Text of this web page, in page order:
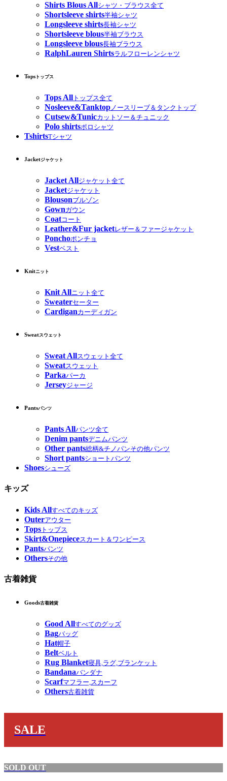
Shirts Blous Allシャツ・ブラウス全て
Shortsleeve shirts半袖シャツ
Longsleeve shirts長袖シャツ
Shortsleeve blous半袖ブラウス
Longsleeve blous長袖ブラウス
RalphLauren Shirtsラルフローレンシャツ
Tops トップス
Tops All トップス全て
Nosleeve&Tanktopノースリーブ＆タンクトップ
Cutsew&Tunicカットソー＆チュニック
Polo shirtsポロシャツ
TshirtsTシャツ
Jacketジャケット
Jacket Allジャケット全て
Jacketジャケット
Blousonブルゾン
Gownガウン
Coatコート
Leather&Fur jacketレザー＆ファージャケット
Ponchoポンチョ
Vestベスト
Knitニット
Knit Allニット全て
Sweaterセーター
Cardiganカーディガン
Sweatスウェット
Sweat Allスウェット全て
Sweatスウェット
Parkaパーカ
Jerseyジャージ
Pantsパンツ
Pants Allパンツ全て
Denim pantsデニムパンツ
Other pants総柄&チノパンその他パンツ
Short pantsショートパンツ
Shoesシューズ
キッズ
Kids Allすべてのキッズ
Outerアウター
Tops トップス
Skirt&Onepieceスカート＆ワンピース
Pantsパンツ
Othersその他
古着雑貨
Goods古着雑貨
Good Allすべてのグッズ
Bagバッグ
Hat帽子
Beltベルト
Rug Blanket寝具,ラグ,ブランケット
Bandanaバンダナ
Scarfマフラー,スカーフ
Others古着雑貨
SALE
SOLD OUT